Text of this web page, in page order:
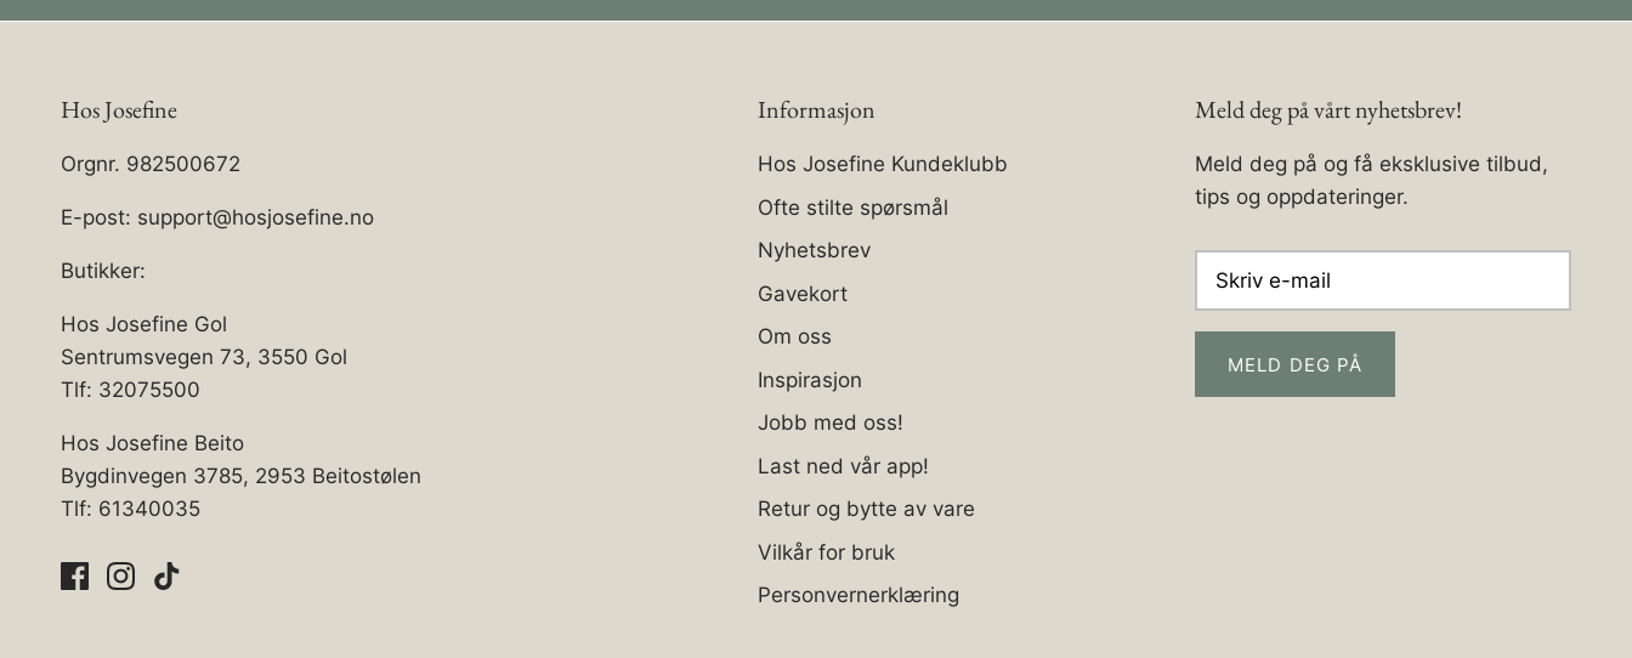
Hos Josefine
Orgnr. 982500672
E-post: support@hosjosefine.no
Butikker:
Hos Josefine Gol
Sentrumsvegen 73, 3550 Gol
Tlf: 32075500
Hos Josefine Beito
Bygdinvegen 3785, 2953 Beitostølen
Tlf: 61340035
Informasjon
Hos Josefine Kundeklubb
Ofte stilte spørsmål
Nyhetsbrev
Gavekort
Om oss
Inspirasjon
Jobb med oss!
Last ned vår app!
Retur og bytte av vare
Vilkår for bruk
Personvernerklæring
Meld deg på vårt nyhetsbrev!
Meld deg på og få eksklusive tilbud,
tips og oppdateringer.
MELD DEG PÅ